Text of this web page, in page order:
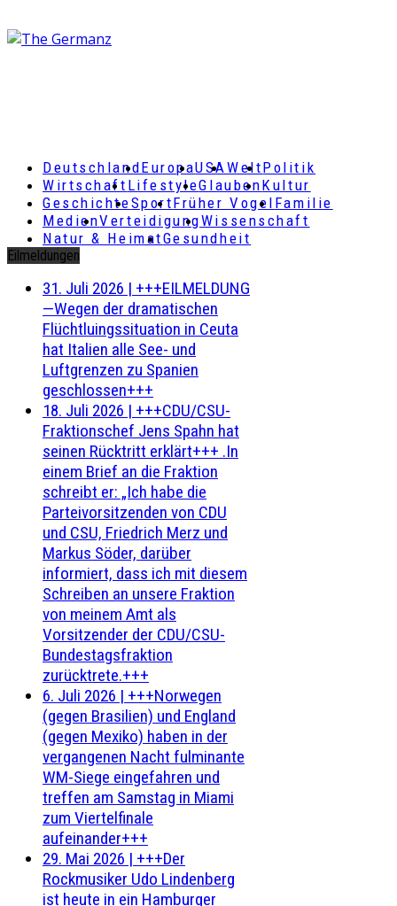
DeutschlandEuropaUSAWeltPolitik
Wirtschaft LifestyleGlaubenKultur
GeschichteSportFrüher Vogel Familie
MedienVerteidigungWissenschaft
Natur & HeimatGesundheit
Eilmeldungen
31. Juli 2026 | +++EILMELDUNG
—Wegen der dramatischen
Flüchtluingssituation in Ceuta
hat Italien alle See- und
Luftgrenzen zu Spanien
geschlossen+++
18. Juli 2026 | +++CDU/CSU-
Fraktionschef Jens Spahn hat
seinen Rücktritt erklärt+++ .In
einem Brief an die Fraktion
schreibt er: „Ich habe die
Parteivorsitzenden von CDU
und CSU, Friedrich Merz und
Markus Söder, darüber
informiert, dass ich mit diesem
Schreiben an unsere Fraktion
von meinem Amt als
Vorsitzender der CDU/CSU-
Bundestagsfraktion
zurücktrete.+++
6. Juli 2026 | +++Norwegen
(gegen Brasilien) und England
(gegen Mexiko) haben in der
vergangenen Nacht fulminante
WM-Siege eingefahren und
treffen am Samstag in Miami
zum Viertelfinale
aufeinander+++
29. Mai 2026 | +++Der
Rockmusiker Udo Lindenberg
ist heute in ein Hamburger